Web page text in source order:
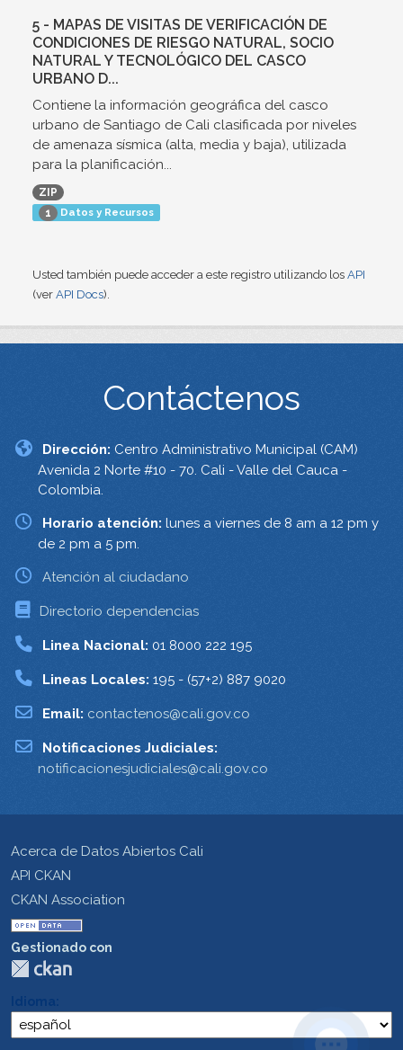
5 - MAPAS DE VISITAS DE VERIFICACIÓN DE
CONDICIONES DE RIESGO NATURAL, SOCIO
NATURAL Y TECNOLÓGICO DEL CASCO
URBANO D...
Contiene la información geográfica del casco
urbano de Santiago de Cali clasificada por niveles
de amenaza sísmica (alta, media y baja), utilizada
para la planificación...
ZIP
1 Datos y Recursos
Usted también puede acceder a este registro utilizando los API
(ver API Docs).
Contáctenos
Dirección: Centro Administrativo Municipal (CAM)
Avenida 2 Norte #10 - 70. Cali - Valle del Cauca -
Colombia.
Horario atención: lunes a viernes de 8 am a 12 pm y
de 2 pm a 5 pm.
Atención al ciudadano
Directorio dependencias
Linea Nacional: 01 8000 222 195
Lineas Locales: 195 - (57+2) 887 9020
Email: contactenos@cali.gov.co
Notificaciones Judiciales:
notificacionesjudiciales@cali.gov.co
Acerca de Datos Abiertos Cali
API CKAN
CKAN Association
Gestionado con